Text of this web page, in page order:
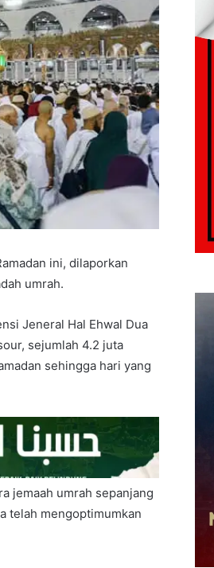
ini, dilaporkan
umrah.
Jeneral Hal Ehwal Dua
sejumlah 4.2 juta
sehingga hari yang
jemaah umrah sepanjang
telah mengoptimumkan